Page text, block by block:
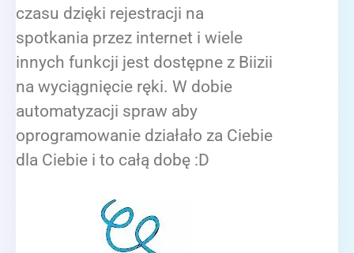
czasu dzięki rejestracji na
spotkania przez internet i wiele
innych funkcji jest dostępne z Biizii
na wyciągnięcie ręki. W dobie
automatyzacji spraw aby
oprogramowanie działało za Ciebie
dla Ciebie i to całą dobę :D